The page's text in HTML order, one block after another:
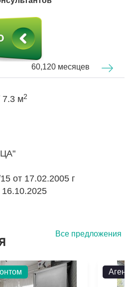
60,120 месяцев
7.3 м2
от 17.02.2005 г
Все предложения